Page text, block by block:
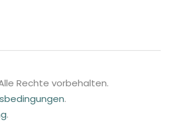
Rechte vorbehalten.
.
.